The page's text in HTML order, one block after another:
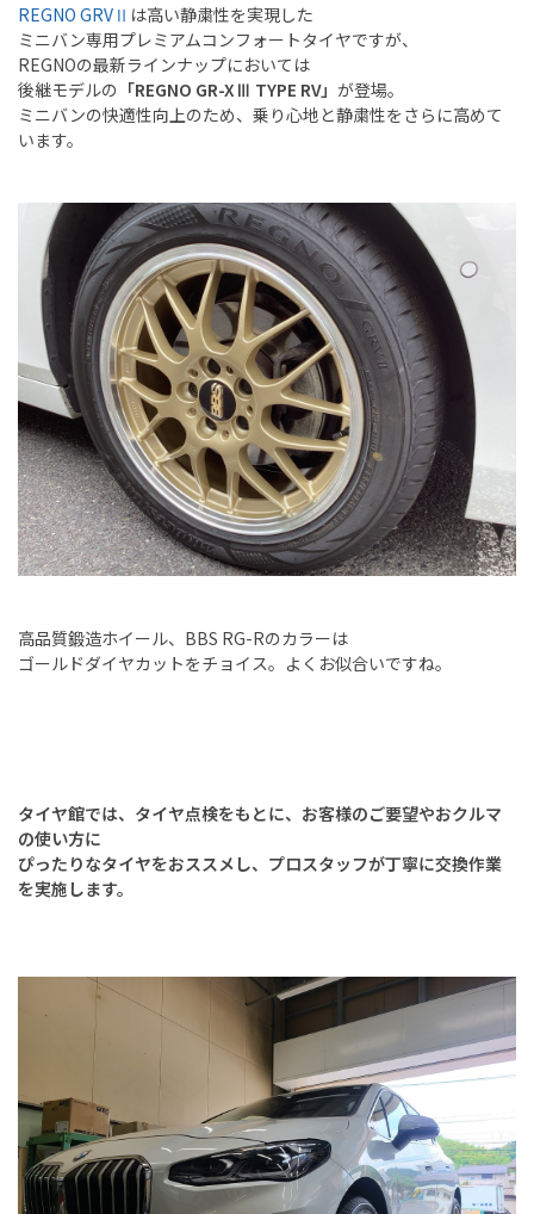
REGNO GRVⅡ は高い静粛性を実現した
ミニバン専用プレミアムコンフォートタイヤですが、
REGNOの最新ラインナップにおいては
後継モデルの 「REGNO GR-XⅢ TYPE RV」 が登場。
ミニバンの快適性向上のため、乗り心地と静粛性をさらに高めて
います。
高品質鍛造ホイール、BBS RG-Rのカラーは
ゴールドダイヤカットをチョイス。よくお似合いですね。
タイヤ館では、タイヤ点検をもとに、 お客様のご要望やおクルマ
の使い方に
ぴったりなタイヤをおススメし、 プロスタッフが丁寧に交換作業
を実施します。